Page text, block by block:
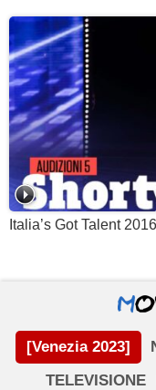
Italia’s Got Talent
[Venezia 2023]
TELEVISIONE